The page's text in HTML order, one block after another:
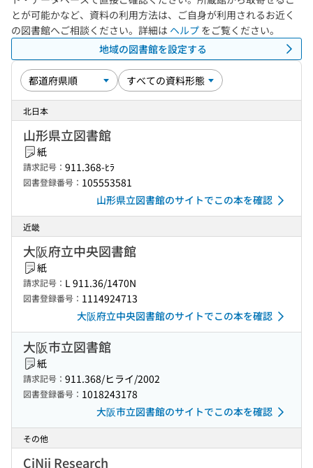
とが可能かなど、資料の利用方法は、ご自身が利用されるお近く
の図書館へご相談ください。詳細は ヘルプ をご覧ください。
地域の図書館を設定する
北日本
山形県立図書館
紙
請求記号： 911.368-ﾋﾗ
図書登録番号： 105553581
山形県立図書館のサイトでこの本を確認
近畿
大阪府立中央図書館
紙
請求記号： L 911.36/1470N
図書登録番号： 1114924713
大阪府立中央図書館のサイトでこの本を確認
大阪市立図書館
紙
請求記号： 911.368/ヒライ/2002
図書登録番号： 1018243178
大阪市立図書館のサイトでこの本を確認
その他
CiNii Research